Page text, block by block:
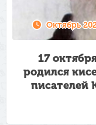
Октябрь
17
родился
писателей